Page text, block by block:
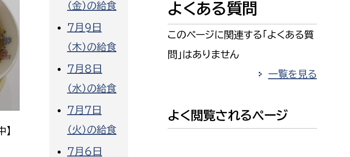
消防課
警防第1課
選挙管理委員会事務局
選挙管理委員会事務局
（金）の給食
7月9日
（木）の給食
7月8日
（水）の給食
7月7日
（火）の給食
7月6日
よくある質問
このページに関連する「よくある質
問」はありません
一覧を見る
よく閲覧されるページ